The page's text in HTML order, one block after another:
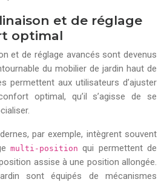
et de réglage
optimal
et de réglage avancés sont devenus
du mobilier de jardin haut de
permettent aux utilisateurs d’ajuster
optimal, qu’il s’agisse de se
par exemple, intègrent souvent
multi-position qui permettent de
assise à une position allongée.
sont équipés de mécanismes